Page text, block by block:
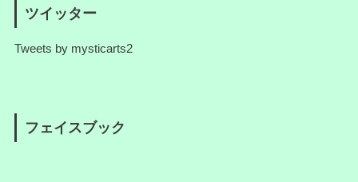
ツイッター
Tweets by mysticarts2
フェイスブック